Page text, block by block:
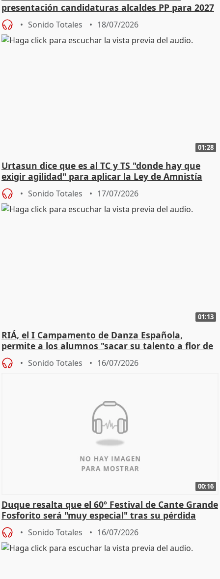
presentación candidaturas alcaldes PP para 2027
Sonido Totales 18/07/2026
01:28
Urtasun dice que es al TC y TS "donde hay que
exigir agilidad" para aplicar la Ley de Amnistía
Sonido Totales 17/07/2026
01:13
RIÁ, el I Campamento de Danza Española,
permite a los alumnos "sacar su talento a flor de
piel"
Sonido Totales 16/07/2026
00:16
Duque resalta que el 60º Festival de Cante Grande
Fosforito será "muy especial" tras su pérdida
Sonido Totales 16/07/2026